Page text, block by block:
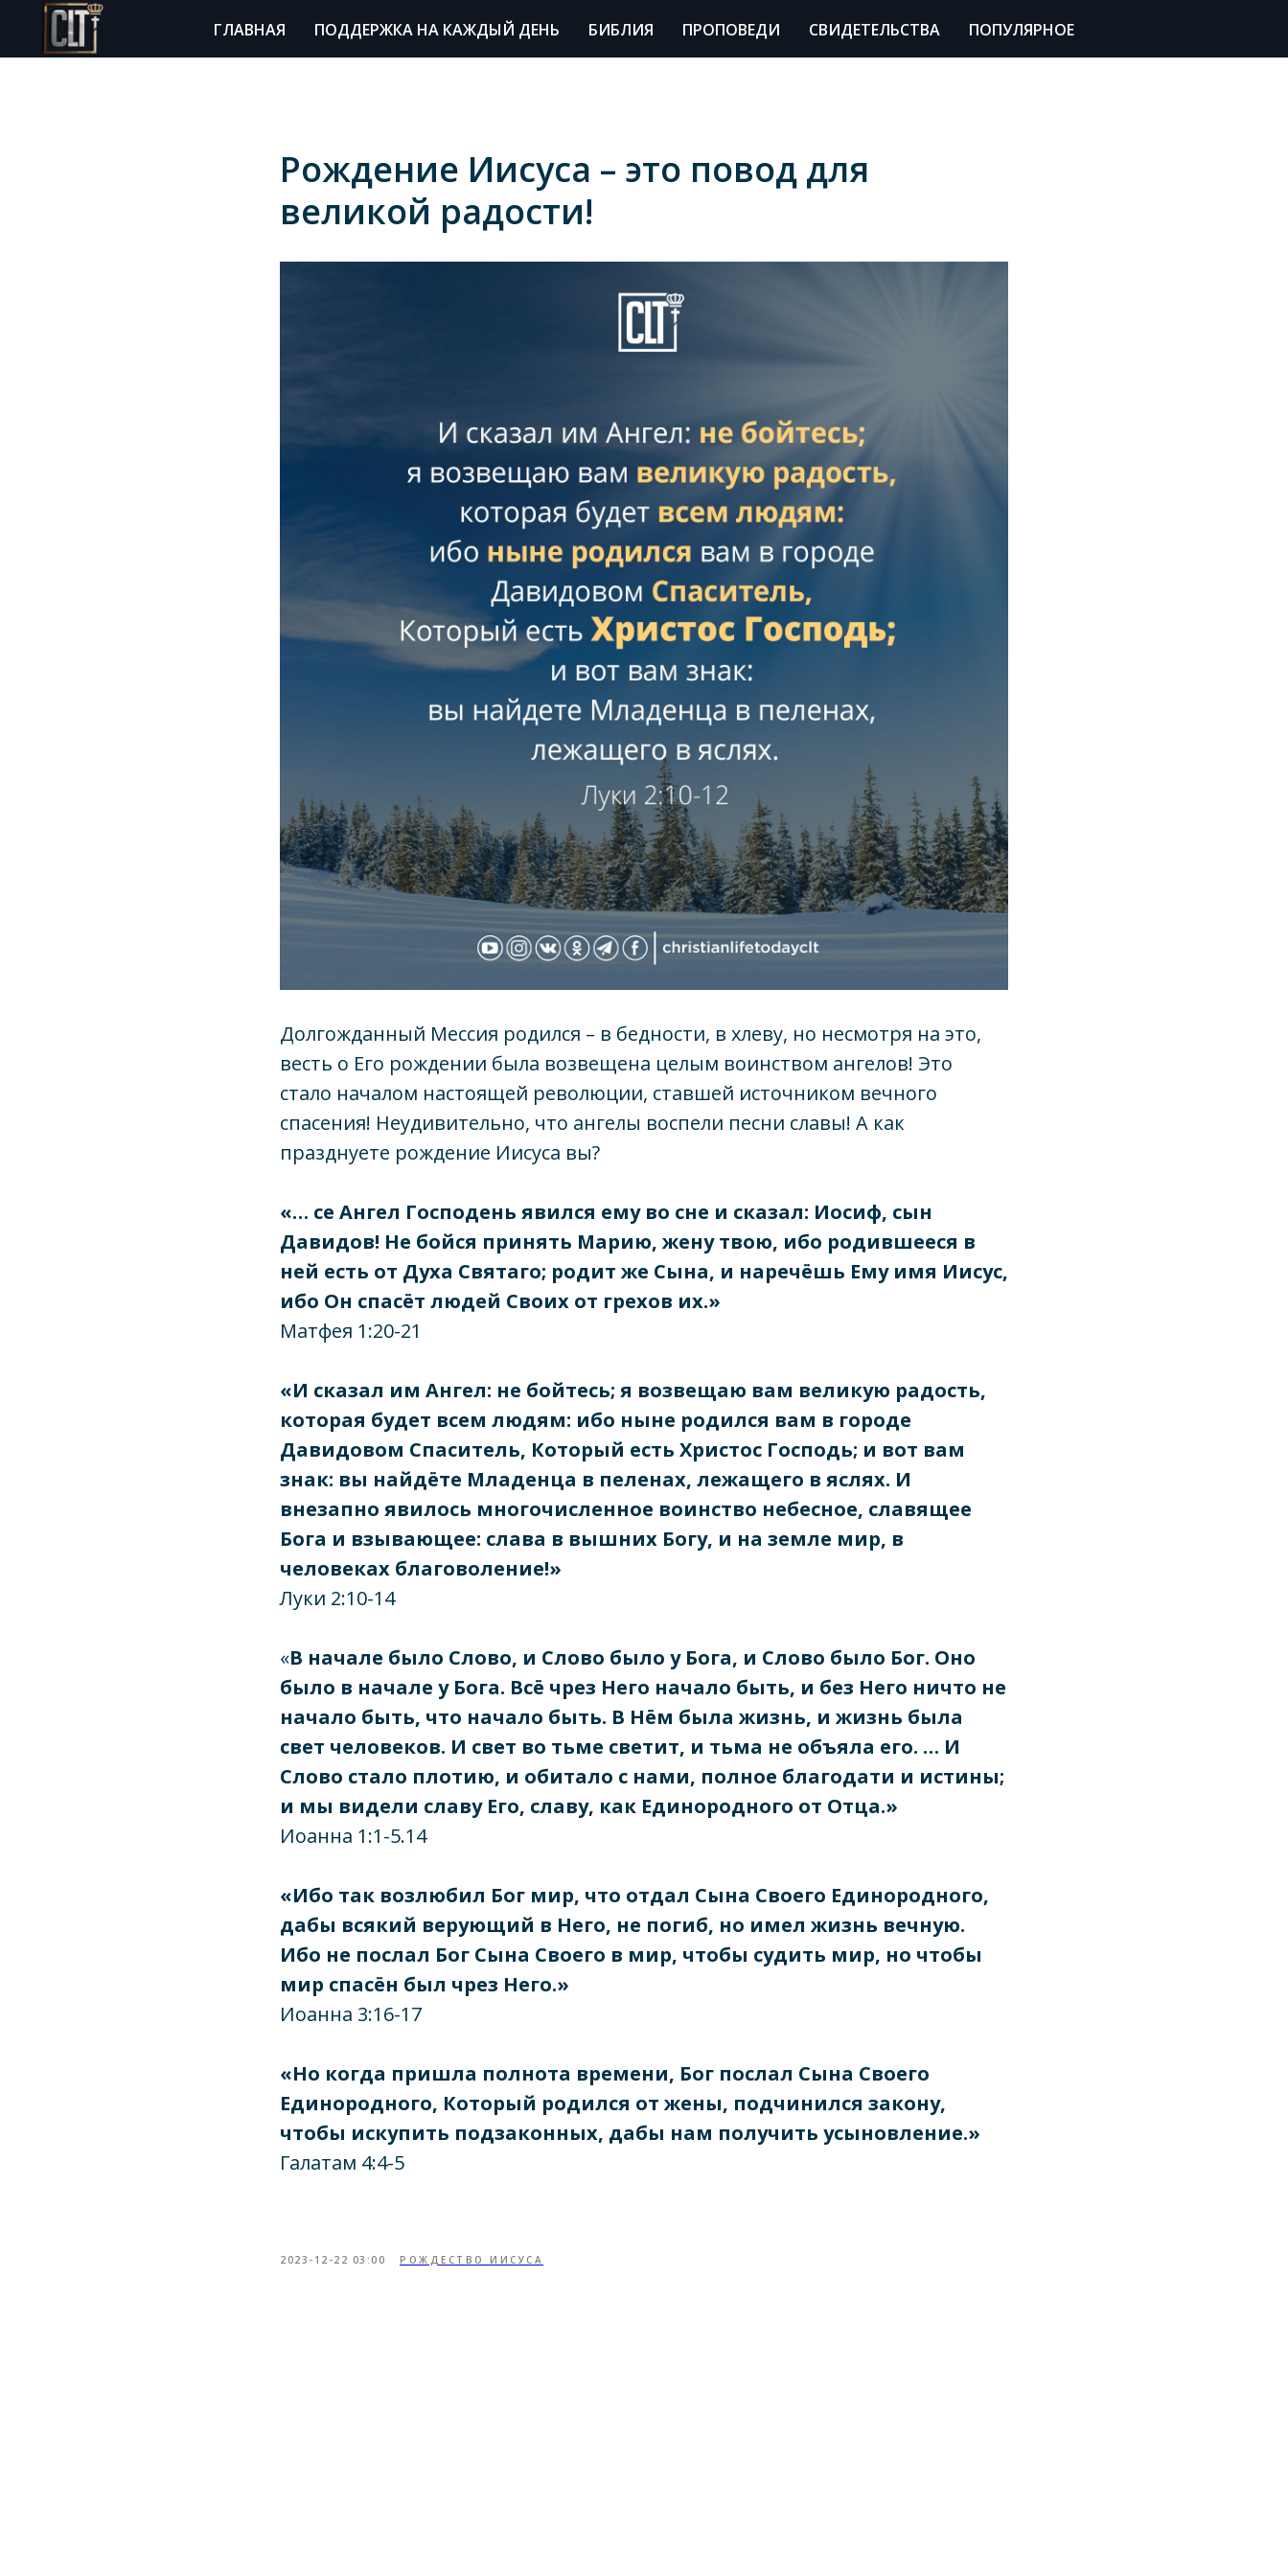
ГЛАВНАЯ ПОДДЕРЖКА НА КАЖДЫЙ ДЕНЬ БИБЛИЯ ПРОПОВЕДИ СВИДЕТЕЛЬСТВА ПОПУЛЯРНОЕ
Рождение Иисуса – это повод для
великой радости!
Долгожданный Мессия родился – в бедности, в хлеву, но несмотря на это,
весть о Его рождении была возвещена целым воинством ангелов! Это
стало началом настоящей революции, ставшей источником вечного
спасения! Неудивительно, что ангелы воспели песни славы! А как
празднуете рождение Иисуса вы?
«… се Ангел Господень явился ему во сне и сказал: Иосиф, сын
Давидов! Не бойся принять Марию, жену твою, ибо родившееся в
ней есть от Духа Святаго; родит же Сына, и наречёшь Ему имя Иисус,
ибо Он спасёт людей Своих от грехов их.»
Матфея 1:20-21
«И сказал им Ангел: не бойтесь; я возвещаю вам великую радость,
которая будет всем людям: ибо ныне родился вам в городе
Давидовом Спаситель, Который есть Христос Господь; и вот вам
знак: вы найдёте Младенца в пеленах, лежащего в яслях. И
внезапно явилось многочисленное воинство небесное, славящее
Бога и взывающее: слава в вышних Богу, и на земле мир, в
человеках благоволение!»
Луки 2:10-14
«В начале было Слово, и Слово было у Бога, и Слово было Бог. Оно
было в начале у Бога. Всё чрез Него начало быть, и без Него ничто не
начало быть, что начало быть. В Нём была жизнь, и жизнь была
свет человеков. И свет во тьме светит, и тьма не объяла его. … И
Слово стало плотию, и обитало с нами, полное благодати и истины;
и мы видели славу Его, славу, как Единородного от Отца.»
Иоанна 1:1-5.14
«Ибо так возлюбил Бог мир, что отдал Сына Своего Единородного,
дабы всякий верующий в Него, не погиб, но имел жизнь вечную.
Ибо не послал Бог Сына Своего в мир, чтобы судить мир, но чтобы
мир спасён был чрез Него.»
Иоанна 3:16-17
«Но когда пришла полнота времени, Бог послал Сына Своего
Единородного, Который родился от жены, подчинился закону,
чтобы искупить подзаконных, дабы нам получить усыновление.»
Галатам 4:4-5
2023-12-22 03:00 РОЖДЕСТВО ИИСУСА